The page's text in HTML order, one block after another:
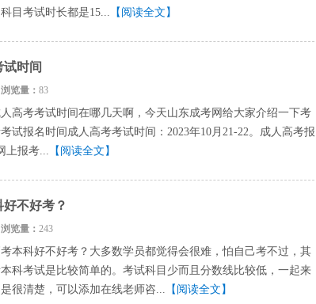
目考试时长都是15... 【阅读全文】
试时间
浏览量： 83
人高考考试时间在哪几天啊，今天山东成考网给大家介绍一下考
试报名时间成人高考考试时间：2023年10月21-22。成人高考报
上报考... 【阅读全文】
不好考？
浏览量： 243
考本科好不好考？大多数学员都觉得会很难，怕自己考不过，其
科考试是比较简单的。考试科目少而且分数线比较低，一起来
很清楚，可以添加在线老师咨... 【阅读全文】